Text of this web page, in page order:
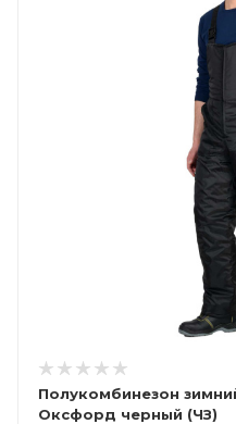
Полукомбинезон
Оксфорд черный (ЧЗ)